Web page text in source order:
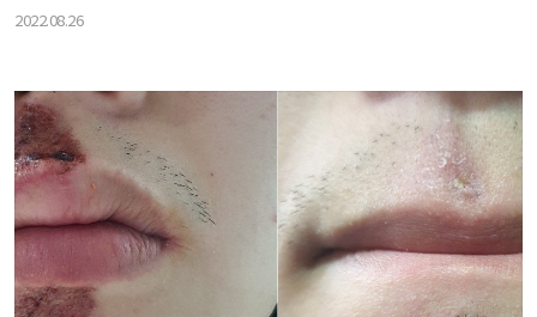
2022.08.26